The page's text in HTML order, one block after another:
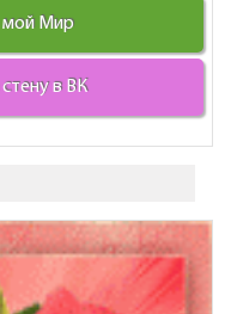
мой Мир
в ВК